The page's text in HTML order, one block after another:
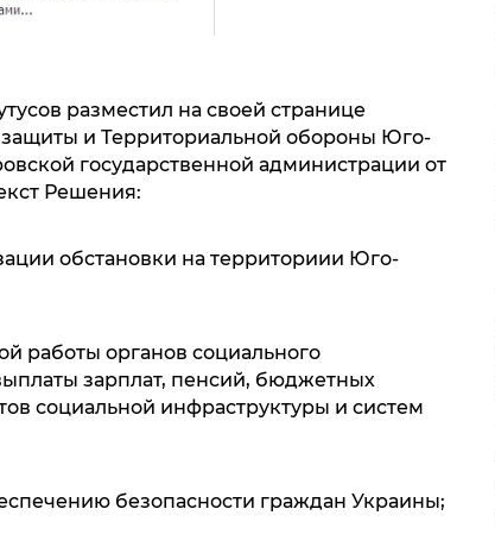
разместил на своей странице
и Территориальной обороны Юго-
государственной администрации от
Решения:
обстановки на территориии Юго-
работы органов социального
зарплат, пенсий, бюджетных
социальной инфраструктуры и систем
безопасности граждан Украины;